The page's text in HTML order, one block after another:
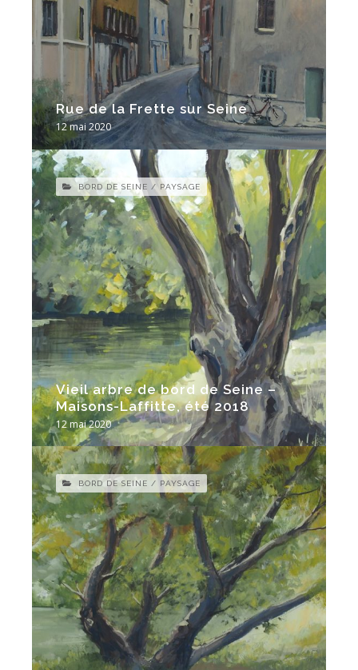
12 mai 2020
Rue de la Frette sur Seine
12 mai 2020
Vieil arbre de bord de Seine –
Maisons-Laffitte, été 2018
BORD DE SEINE / PAYSAGE
BORD DE SEINE / PAYSAGE